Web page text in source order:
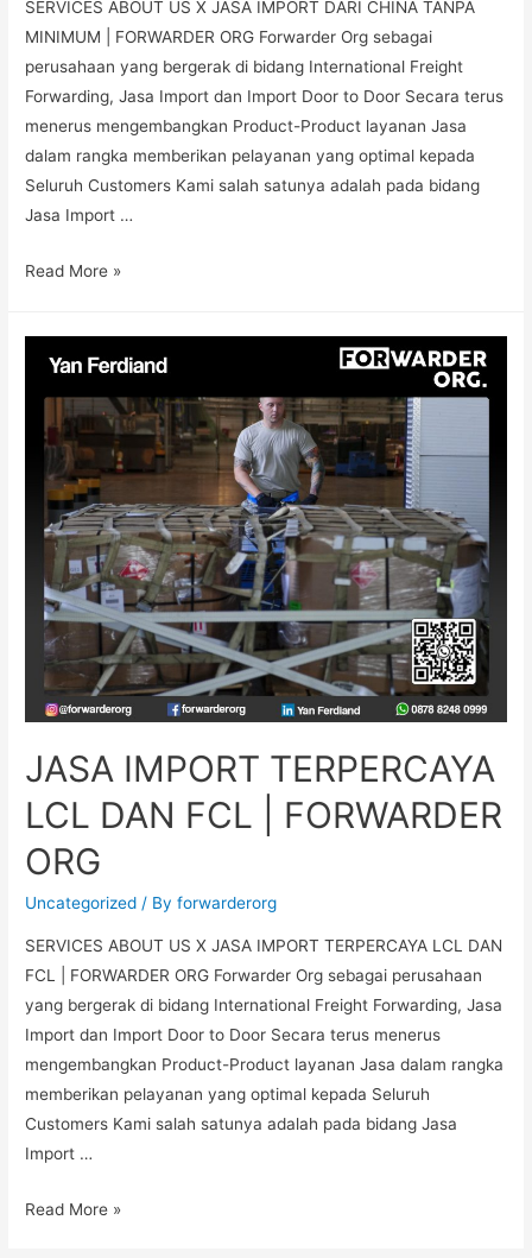
SERVICES ABOUT US X JASA IMPORT DARI CHINA TANPA
MINIMUM | FORWARDER ORG Forwarder Org sebagai
perusahaan yang bergerak di bidang International Freight
Forwarding, Jasa Import dan Import Door to Door Secara terus
menerus mengembangkan Product-Product layanan Jasa
dalam rangka memberikan pelayanan yang optimal kepada
Seluruh Customers Kami salah satunya adalah pada bidang
Jasa Import …
Read More »
JASA IMPORT TERPERCAYA
LCL DAN FCL | FORWARDER
ORG
Uncategorized / Byforwarderorg
SERVICES ABOUT US X JASA IMPORT TERPERCAYA LCL DAN
FCL | FORWARDER ORG Forwarder Org sebagai perusahaan
yang bergerak di bidang International Freight Forwarding, Jasa
Import dan Import Door to Door Secara terus menerus
mengembangkan Product-Product layanan Jasa dalam rangka
memberikan pelayanan yang optimal kepada Seluruh
Customers Kami salah satunya adalah pada bidang Jasa
Import …
Read More »